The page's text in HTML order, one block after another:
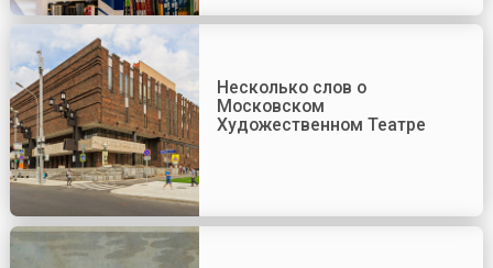
Несколько слов о
Московском
Художественном Театре